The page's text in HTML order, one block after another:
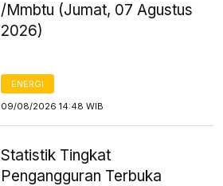
/Mmbtu (Jumat, 07 Agustus
2026)
ENERGI
09/08/2026 14:48 WIB
Statistik Tingkat
Pengangguran Terbuka